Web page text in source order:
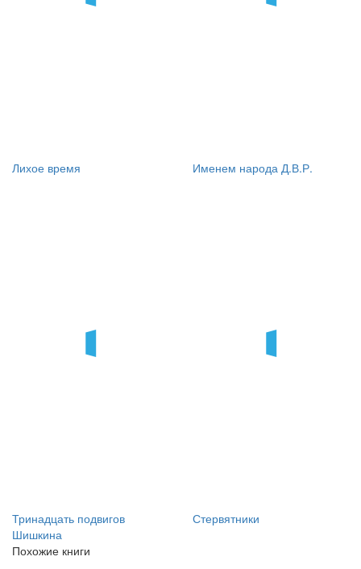
Лихое время Именем народа Д.В.Р.
Тринадцать подвигов
Шишкина
Стервятники
Похожие книги